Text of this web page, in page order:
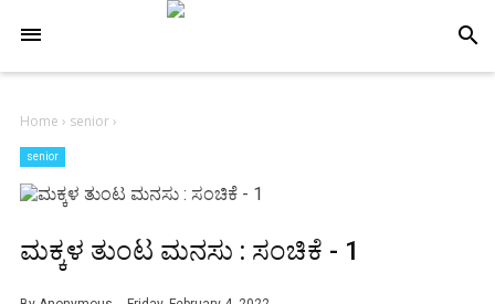
search
Home › senior›
senior
ಮಕ್ಕಳ ತುಂಟ ಮನಸು : ಸಂಚಿಕೆ - 1